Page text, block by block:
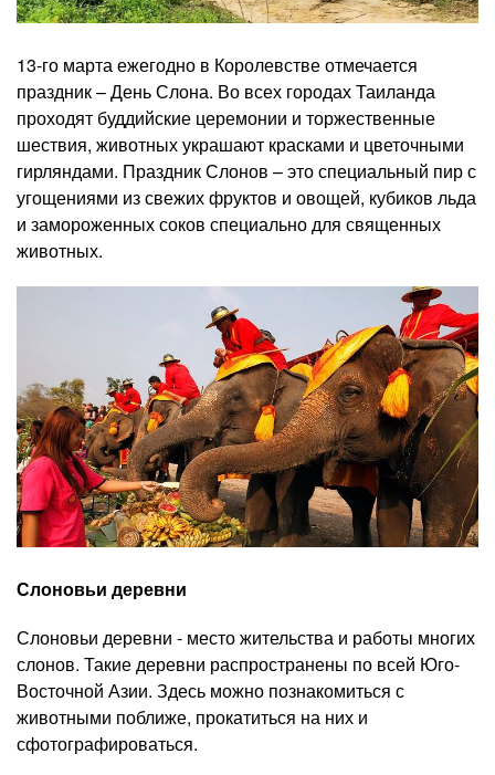
13-го марта ежегодно в Королевстве отмечается
праздник – День Слона. Во всех городах Таиланда
проходят буддийские церемонии и торжественные
шествия, животных украшают красками и цветочными
гирляндами. Праздник Слонов – это специальный пир с
угощениями из свежих фруктов и овощей, кубиков льда
и замороженных соков специально для священных
животных.
Слоновьи деревни
Слоновьи деревни - место жительства и работы многих
слонов. Такие деревни распространены по всей Юго-
Восточной Азии. Здесь можно познакомиться с
животными поближе, прокатиться на них и
сфотографироваться.